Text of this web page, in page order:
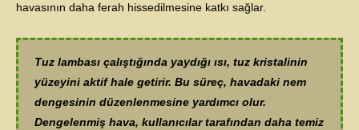
havasının daha ferah hissedilmesine katkı sağlar.
Tuz lambası çalıştığında yaydığı ısı, tuz kristalinin
yüzeyini aktif hale getirir. Bu süreç, havadaki nem
dengesinin düzenlenmesine yardımcı olur.
Dengelenmiş hava, kullanıcılar tarafından daha temiz